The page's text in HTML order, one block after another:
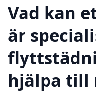
Vad kan
är
hjälpa till